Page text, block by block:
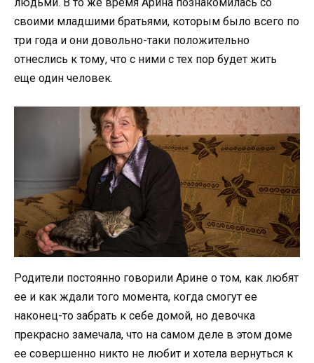
своими младшими братьями, которым было всего по
три года и они довольно-таки положительно
отнеслись к тому, что с ними с тех пор будет жить
еще один человек.
Родители постоянно говорили Арине о том, как любят
ее и как ждали того момента, когда смогут ее
наконец-то забрать к себе домой, но девочка
прекрасно замечала, что на самом деле в этом доме
ее совершенно никто не любит и хотела вернуться к